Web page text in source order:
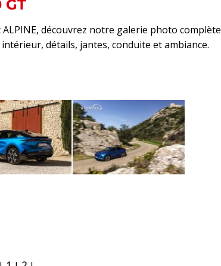
GT
découvrez notre galerie photo complète
détails, jantes, conduite et ambiance.